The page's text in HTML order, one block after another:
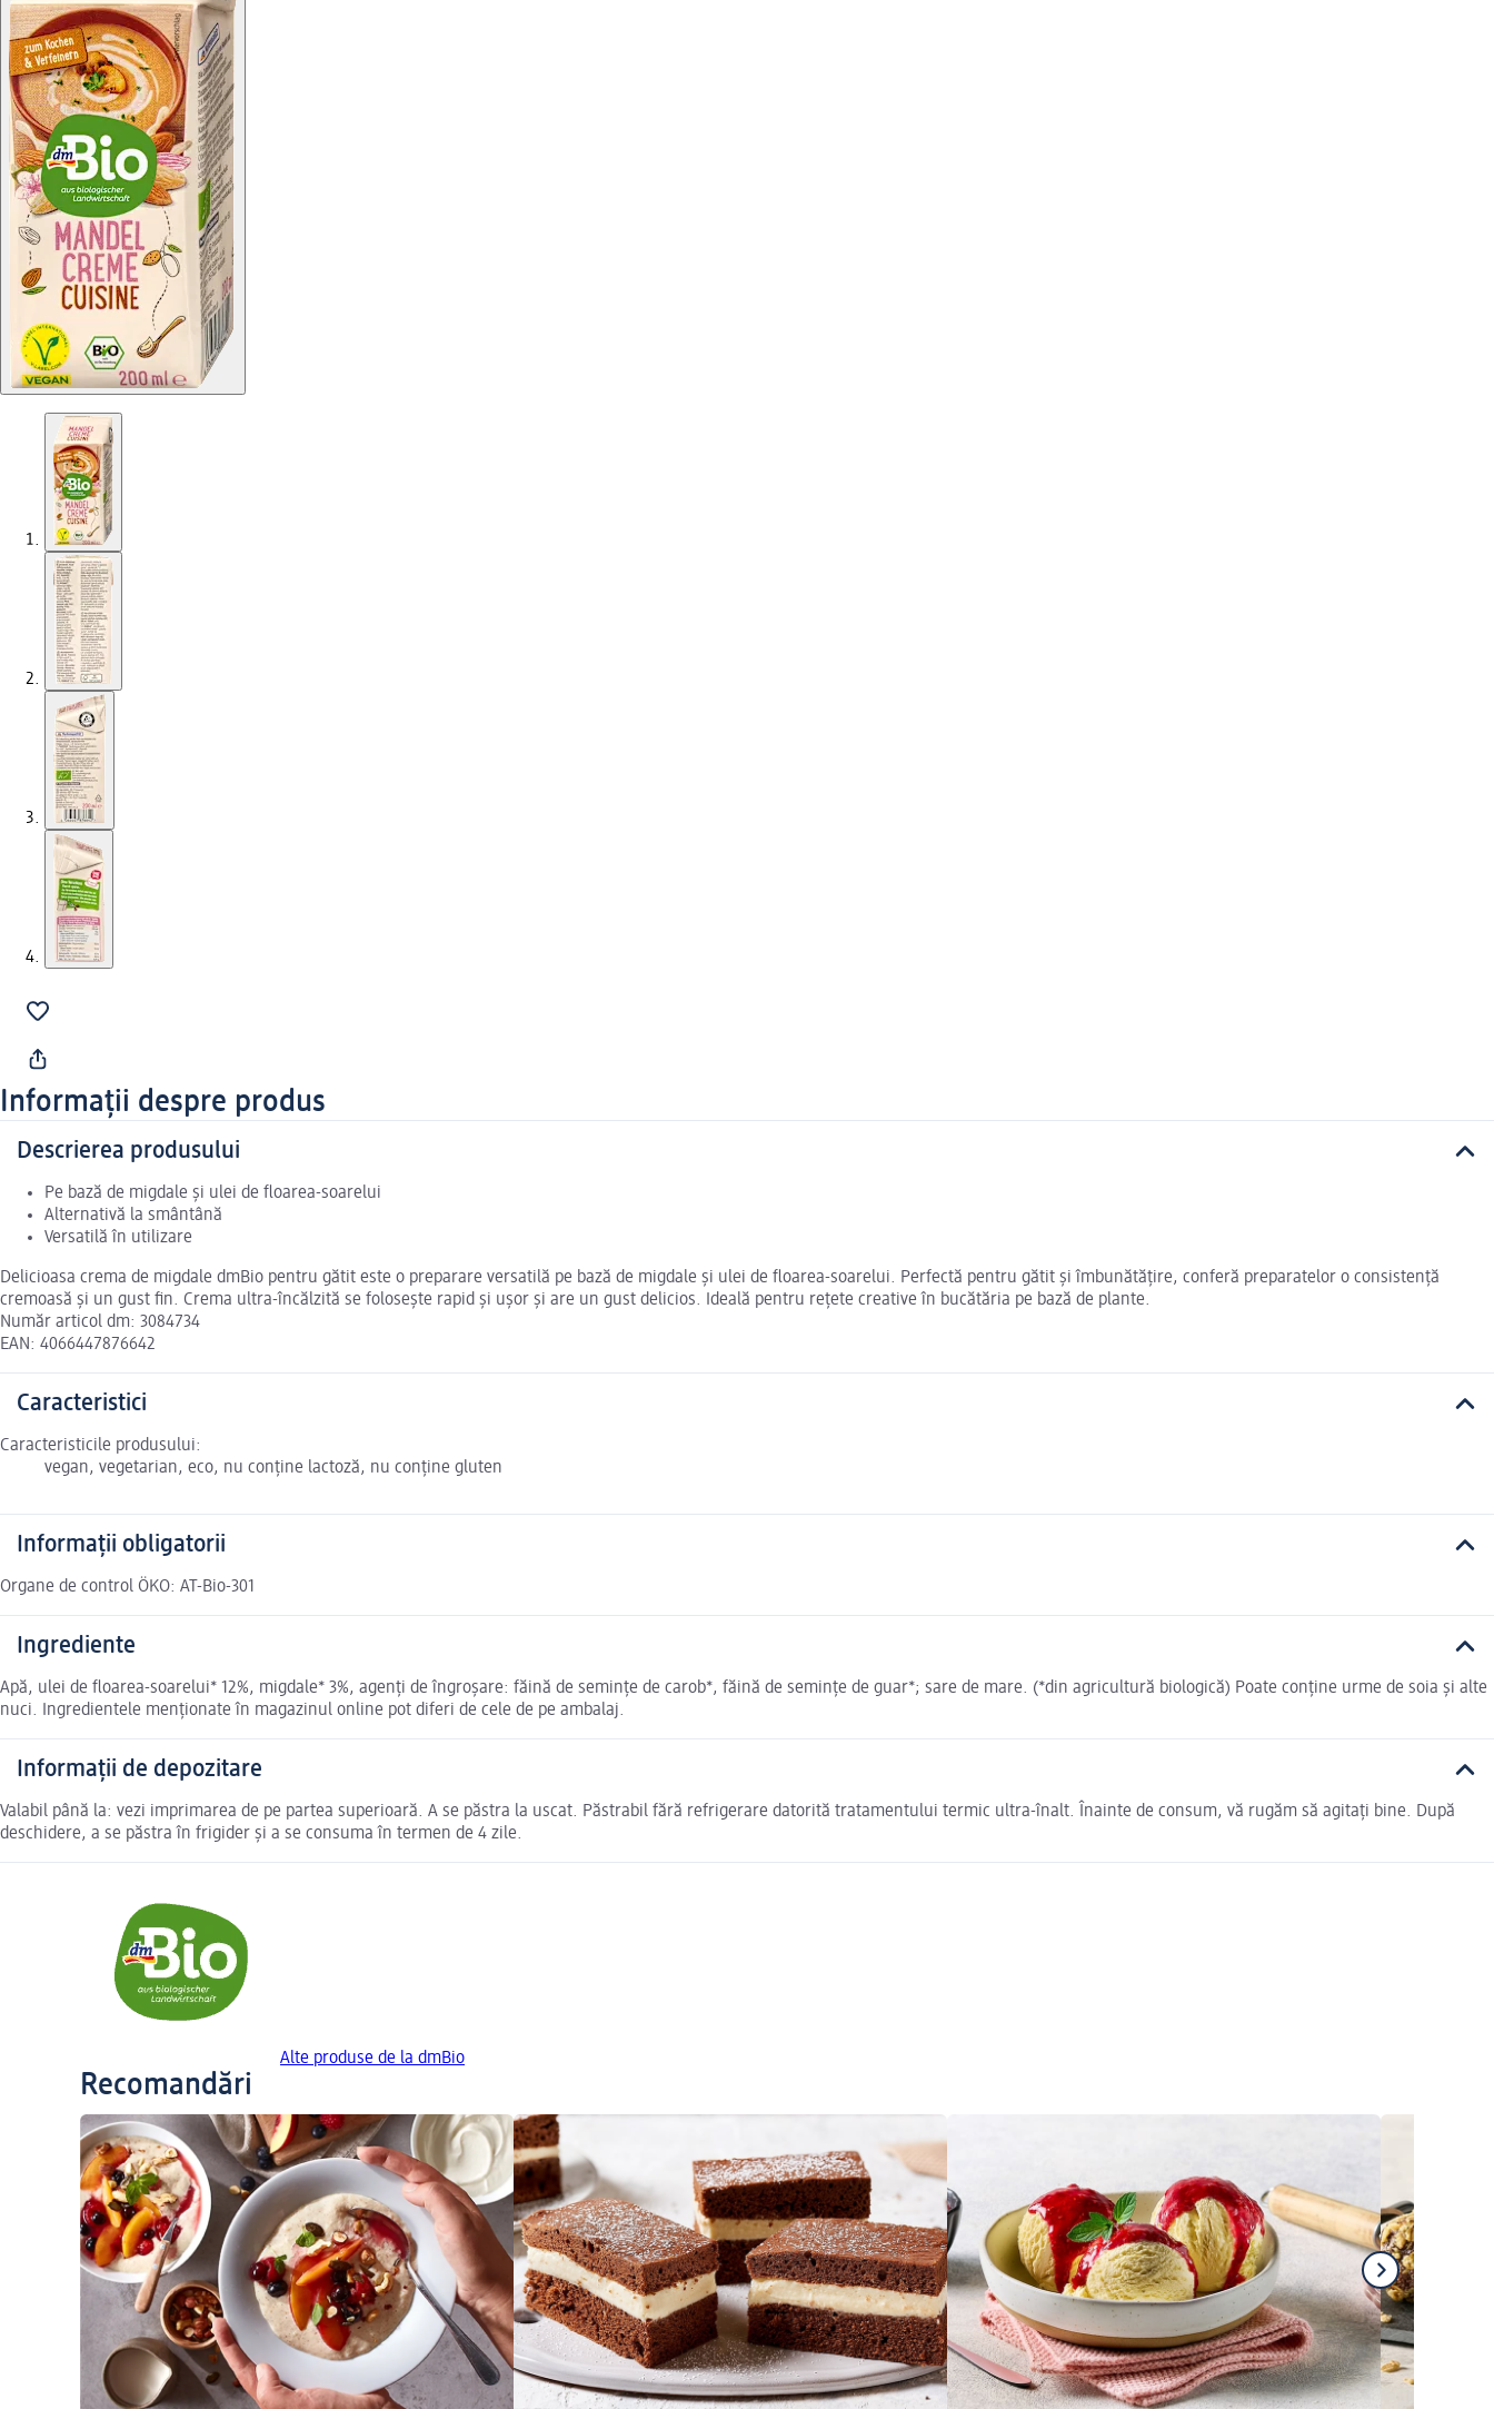
Informații despre produs
Descrierea produsului
Pe bază de migdale și ulei de floarea-soarelui
Alternativă la smântână
Versatilă în utilizare
Delicioasa crema de migdale dmBio pentru gătit este o preparare versatilă pe bază de migdale și ulei de floarea-soarelui. Perfectă pentru gătit și îmbunătățire, conferă preparatelor o consistență
cremoasă și un gust fin. Crema ultra-încălzită se folosește rapid și ușor și are un gust delicios. Ideală pentru rețete creative în bucătăria pe bază de plante.
Număr articol dm: 3084734
EAN: 4066447876642
Caracteristici
Caracteristicile produsului:
vegan, vegetarian, eco, nu conține lactoză, nu conține gluten
Informații obligatorii
Organe de control ÖKO: AT-Bio-301
Ingrediente
Apă, ulei de floarea-soarelui* 12%, migdale* 3%, agenți de îngroșare: făină de semințe de carob*, făină de semințe de guar*; sare de mare. (*din agricultură biologică) Poate conține urme de soia și alte
nuci. Ingredientele menționate în magazinul online pot diferi de cele de pe ambalaj.
Informații de depozitare
Valabil până la: vezi imprimarea de pe partea superioară. A se păstra la uscat. Păstrabil fără refrigerare datorită tratamentului termic ultra-înalt. Înainte de consum, vă rugăm să agitați bine. După
deschidere, a se păstra în frigider și a se consuma în termen de 4 zile.
Alte produse de la dmBio
Recomandări